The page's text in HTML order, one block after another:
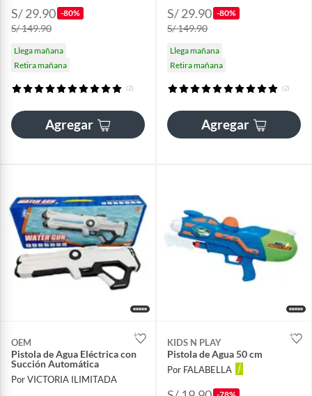
S/ 29.90 -80%
S/ 149.90
Llega mañana
Retira mañana
(2)
Agregar
S/ 29.90 -80%
S/ 149.90
Llega mañana
Retira mañana
(2)
Agregar
OEM
Pistola de Agua Eléctrica con
Succión Automática
Por VICTORIA ILIMITADA
KIDS N PLAY
Pistola de Agua 50 cm
Por FALABELLA